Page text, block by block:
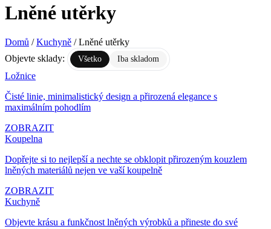
Lněné utěrky
Domů /Kuchyně / Lněné utěrky
Objevte sklady:
Všetko Iba skladom
Ložnice
Čisté linie, minimalistický design a přirozená elegance s
maximálním pohodlím
ZOBRAZIT
Koupelna
Dopřejte si to nejlepší a nechte se obklopit přirozeným kouzlem
lněných materiálů nejen ve vaší koupelně
ZOBRAZIT
Kuchyně
Objevte krásu a funkčnost lněných výrobků a přineste do své